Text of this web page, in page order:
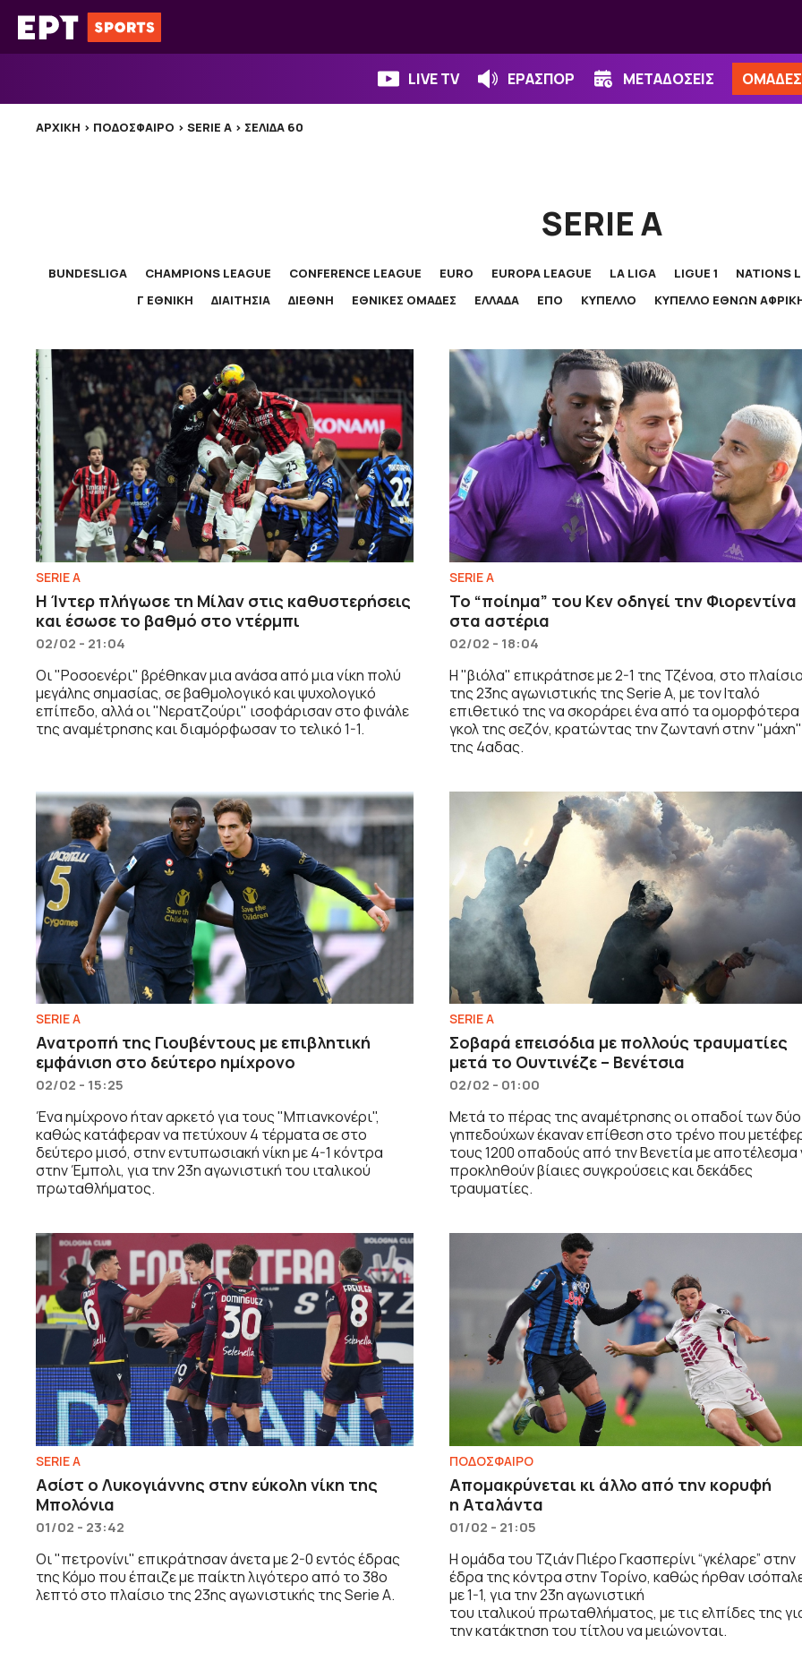
Μετάβαση
σε
LIVE TV ΕΡΑΣΠΟΡ ΜΕΤΑΔΟΣΕΙΣ ΟΜΑΔΕΣ
ΑΡΧΙΚΉ > ΠΟΔΟΣΦΑΙΡΟ > SERIE A > ΣΕΛΊΔΑ 60
SERIE A
BUNDESLIGA CHAMPIONS LEAGUE CONFERENCE LEAGUE EURO EUROPA LEAGUE LA LIGA LIGUE 1
NATIONS
Γ ΕΘΝΙΚΗ
ΔΙΑΙΤΗΣΙΑ ΔΙΕΘΝΗ ΕΘΝΙΚΕΣ ΟΜΑΔΕΣ ΕΛΛΑΔΑ ΕΠΟ ΚΥΠΕΛΛΟ ΚΥΠΕΛΛΟ ΕΘΝΩΝ
SERIE A
Η Ίντερ πλήγωσε τη Μίλαν στις καθυστερήσεις
και έσωσε το βαθμό στο ντέρμπι
02/02 - 21:04
Οι "Ροσοενέρι" βρέθηκαν μια ανάσα από μια νίκη πολύ
μεγάλης σημασίας, σε βαθμολογικό και ψυχολογικό
επίπεδο, αλλά οι "Νερατζούρι" ισοφάρισαν στο φινάλε
της αναμέτρησης και διαμόρφωσαν το τελικό 1-1.
SERIE A
To “ποίημα” του Κεν οδηγεί την Φιορεντίνα
στα αστέρια
02/02 - 18:04
Η "βιόλα" επικράτησε με 2-1 της Τζένοα, στο
της 23ης αγωνιστικής της Serie A, με τον Ιταλό
επιθετικό της να σκοράρει ένα από τα ομορφότερα
γκολ της σεζόν, κρατώντας την ζωντανή στην "μάχη"
της 4αδας.
SERIE A
Ανατροπή της Γιουβέντους με επιβλητική
εμφάνιση στο δεύτερο ημίχρονο
02/02 - 15:25
Ένα ημίχρονο ήταν αρκετό για τους "Μπιανκονέρι",
καθώς κατάφεραν να πετύχουν 4 τέρματα σε στο
δεύτερο μισό, στην εντυπωσιακή νίκη με 4-1 κόντρα
στην Έμπολι, για την 23η αγωνιστική του ιταλικού
πρωταθλήματος.
SERIE A
Σοβαρά επεισόδια με πολλούς τραυματίες
μετά το Ουντινέζε – Βενέτσια
02/02 - 01:00
Μετά το πέρας της αναμέτρησης οι οπαδοί των δύο
γηπεδούχων έκαναν επίθεση στο τρένο που
τους 1200 οπαδούς από την Βενετία με αποτέλεσμα
προκληθούν βίαιες συγκρούσεις και δεκάδες
τραυματίες.
SERIE A
Ασίστ ο Λυκογιάννης στην εύκολη νίκη της
Μπολόνια
01/02 - 23:42
Οι "πετρονίνι" επικράτησαν άνετα με 2-0 εντός έδρας
της Κόμο που έπαιζε με παίκτη λιγότερο από το 38ο
λεπτό στο πλαίσιο της 23ης αγωνιστικής της Serie A.
ΠΟΔΟΣΦΑΙΡΟ
Απομακρύνεται κι άλλο από την κορυφή
η Αταλάντα
01/02 - 21:05
Η ομάδα του Τζιάν Πιέρο Γκασπερίνι “γκέλαρε” στην
έδρα της κόντρα στην Τορίνο, καθώς ήρθαν
με 1-1, για την 23η αγωνιστική
του ιταλικού πρωταθλήματος, με τις ελπίδες της
την κατάκτηση του τίτλου να μειώνονται.